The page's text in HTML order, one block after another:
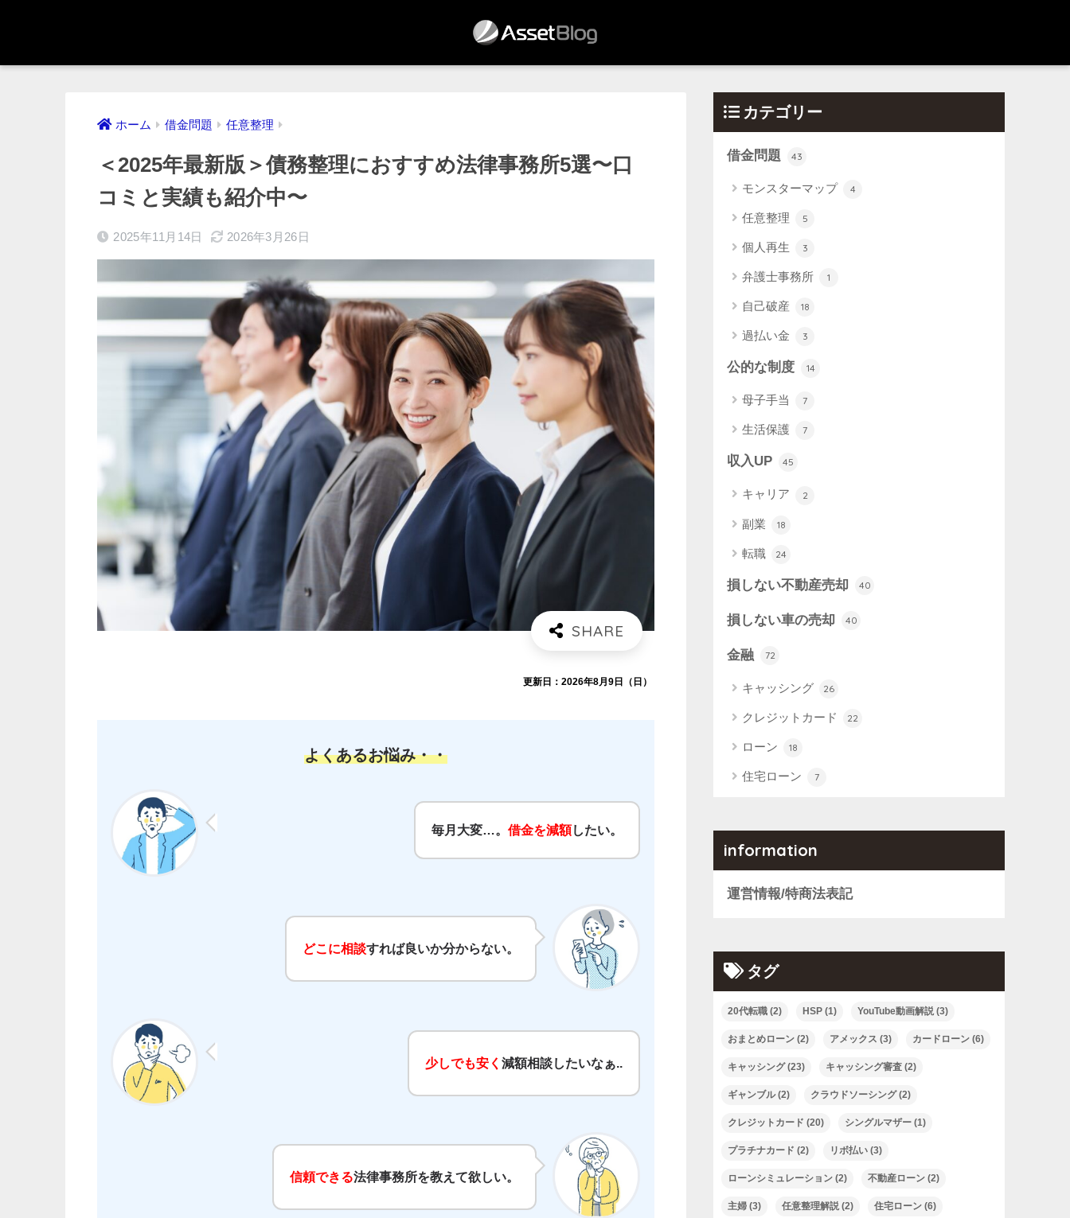
ホーム 借金問題 任意整理
＜2025年最新版＞債務整理におすすめ法律事務所5選〜口
コミと実績も紹介中〜
2025年11月14日 2026年3月26日
更新日：2026年8月9日（日）
よくあるお悩み・・
毎月大変…。借金を減額したい。
どこに相談すれば良いか分からない。
少しでも安く減額相談したいなぁ..
信頼できる法律事務所を教えて欲しい。
カテゴリー
借金問題 43
モンスターマップ 4
任意整理 5
個人再生 3
弁護士事務所 1
自己破産 18
過払い金 3
公的な制度 14
母子手当 7
生活保護 7
収入UP 45
キャリア 2
副業 18
転職 24
損しない不動産売却 40
損しない車の売却 40
金融 72
キャッシング 26
クレジットカード 22
ローン 18
住宅ローン 7
information
運営情報/特商法表記
タグ
20代転職 (2) HSP (1) YouTube動画解説 (3)
おまとめローン (2) アメックス (3) カードローン (6)
キャッシング(23) キャッシング審査 (2)
ギャンブル(2) クラウドソーシング(2)
クレジットカード (20) シングルマザー (1)
プラチナカード (2) リボ払い (3)
ローンシミュレーション (2) 不動産ローン (2)
主婦 (3) 任意整理解説 (2) 住宅ローン (6)